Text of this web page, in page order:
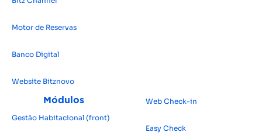
Motor de Reservas
Banco Digital
Website Bitznovo
Módulos
Gestão Habitacional (front)
Web Check-in
Easy Check